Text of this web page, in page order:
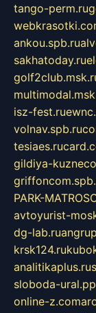
tango-perm.ru
ankou.spb.ru
sakhatoday.ru
isz-fest.ru
volnav.spb.ru
tesiaes.ru
gildiya-
PARK-
avtoyurist-
dg-lab.ru
krsk124.ru
analitikaplus.ru
sloboda-
online-z.com